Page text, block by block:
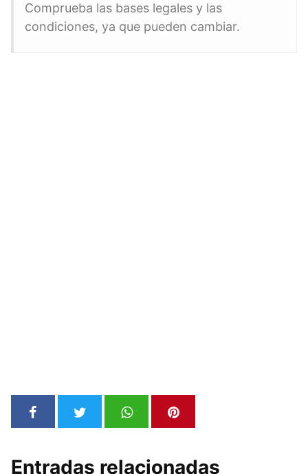
Comprueba las bases legales y las
condiciones, ya que pueden cambiar.
Entradas relacionadas